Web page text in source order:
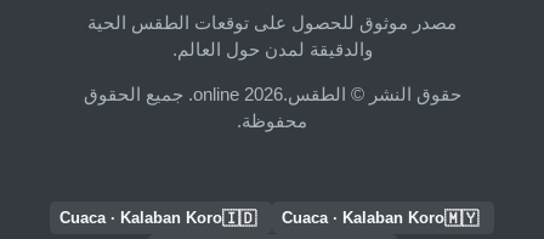
مصدر موثوق للحصول على توقعات الطقس الحية
والدقيقة لمدن حول العالم.
حقوق النشر © الطقس.online 2026. جميع الحقوق
محفوظة.
🇲🇾
Cuaca · Kalaban Koro
🇮🇩
Cuaca · Kalaban Koro